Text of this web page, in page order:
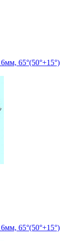
65°(50°+15°)
65°(50°+15°)